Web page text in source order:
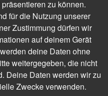
praxisnahen Einstieg
und nutzen Daten
Data Science, kennen
setzen datenbasierte
Einführung der
zu können.
für die Nutzung unserer
Zustimmung dürfen wir
auf deinem Gerät
deine Daten ohne
weitergegeben, die nicht
Deine Daten werden wir zu
Zwecke verwenden.